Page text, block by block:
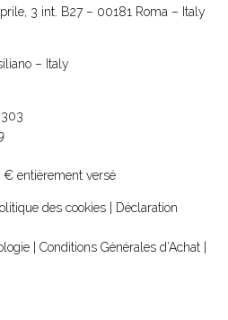
3 int. B27 – 00181 Roma – Italy
– Italy
entièrement versé
des cookies
Déclaration
Conditions Générales d’Achat